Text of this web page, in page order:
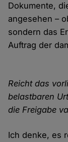
Dokumente,
angesehen –
sondern das
Auftrag der
Reicht das
belastbaren
die Freigabe
Ich denke, es